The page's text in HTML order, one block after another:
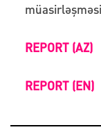
REPORT (AZ)
REPORT (EN)